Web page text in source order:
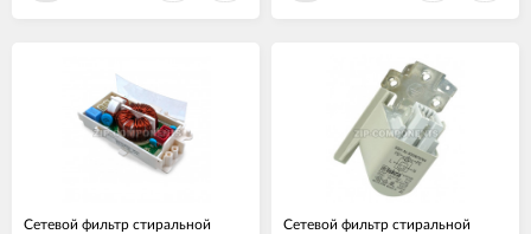
Сетевой фильтр стиральной
Сетевой фильтр стиральной